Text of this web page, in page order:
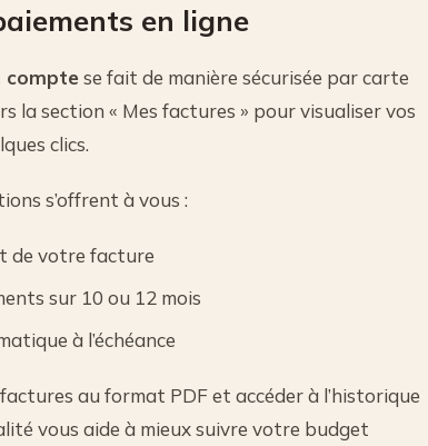
en ligne
comptese fait de manière sécurisée par carte
la section « Mes factures » pour visualiser vos
clics.
s’offrent à vous :
de votre facture
sur 10 ou 12 mois
à l’échéance
au format PDF et accéder à l’historique
vous aide à mieux suivre votre budget